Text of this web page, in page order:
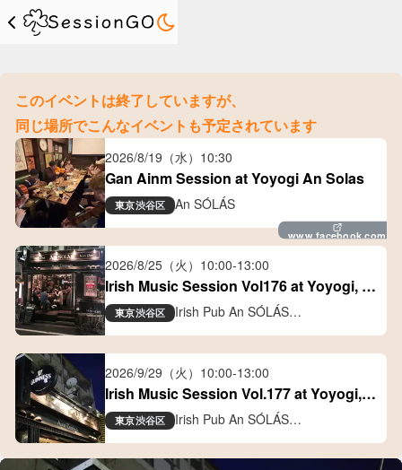
このイベントは終了していますが、
同じ場所でこんなイベントも予定されています
2026/8/19（水） 10:30
Gan Ainm Session at Yoyogi An Solas
東京渋谷区 An SÓLÁS
www.facebook.com
2026/8/25（火） 10:00-13:00
Irish Music Session Vol176 at Yoyogi,
Tokyo
東京渋谷区
Irish Pub An SÓLÁS
アイリッシュパブ アン ソラス
2026/9/29（火） 10:00-13:00
Irish Music Session Vol.177 at Yoyogi,
Tokyo
東京渋谷区
Irish Pub An SÓLÁS
アイリッシュパブ アン ソラス